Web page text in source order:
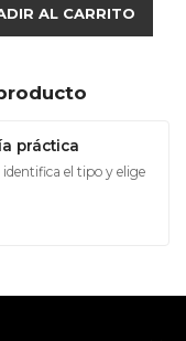
AL CARRITO
práctica
identifica el tipo y elige